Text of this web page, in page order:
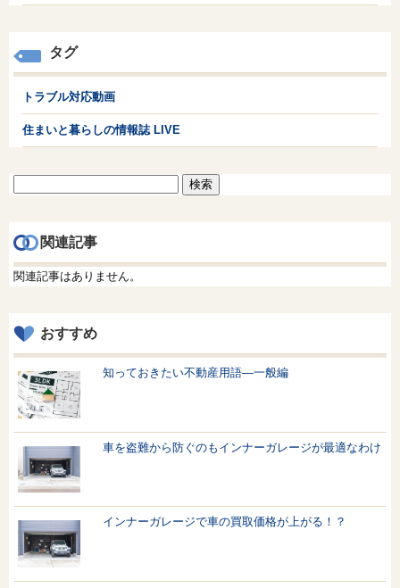
タグ
トラブル対応動画
住まいと暮らしの情報誌 LIVE
関連記事
関連記事はありません。
おすすめ
知っておきたい不動産用語—一般編
車を盗難から防ぐのもインナーガレージが最適なわけ
インナーガレージで車の買取価格が上がる！？